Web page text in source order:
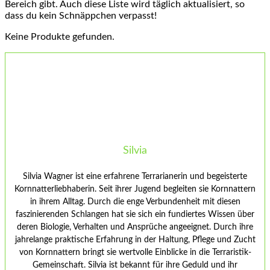
Bereich gibt. Auch diese Liste wird täglich aktualisiert, so
dass du kein Schnäppchen verpasst!
Keine Produkte gefunden.
Silvia
Silvia Wagner ist eine erfahrene Terrarianerin und begeisterte
Kornnatterliebhaberin. Seit ihrer Jugend begleiten sie Kornnattern
in ihrem Alltag. Durch die enge Verbundenheit mit diesen
faszinierenden Schlangen hat sie sich ein fundiertes Wissen über
deren Biologie, Verhalten und Ansprüche angeeignet. Durch ihre
jahrelange praktische Erfahrung in der Haltung, Pflege und Zucht
von Kornnattern bringt sie wertvolle Einblicke in die Terraristik-
Gemeinschaft. Silvia ist bekannt für ihre Geduld und ihr